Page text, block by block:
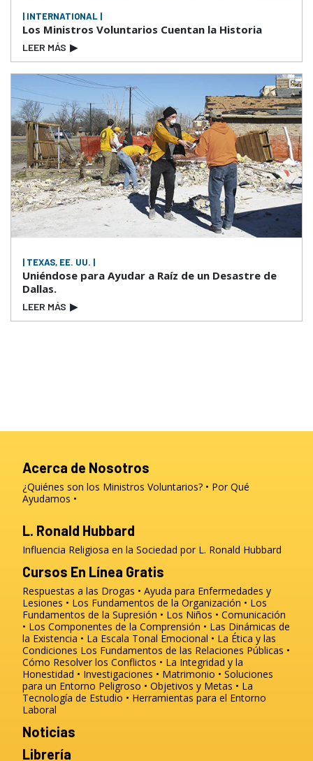
| INTERNATIONAL |
Los Ministros Voluntarios Cuentan la Historia
LEER MÁS ▶
| TEXAS, EE. UU. |
Uniéndose para Ayudar a Raíz de un Desastre de
Dallas.
LEER MÁS ▶
Acerca de Nosotros
¿Quiénes son los Ministros Voluntarios?
Por Qué
Ayudamos
L. Ronald Hubbard
Influencia Religiosa en la Sociedad por L. Ronald Hubbard
Cursos En Línea Gratis
Respuestas a las Drogas
Ayuda para Enfermedades y
Lesiones
Los Fundamentos de la Organización
Los
Fundamentos de la Supresión
Los Niños
Comunicación
Los Componentes de la Comprensión
Las Dinámicas de
la Existencia
La Escala Tonal Emocional
La Ética y las
Condiciones Los Fundamentos de las Relaciones Públicas
Cómo Resolver los Conflictos
La Integridad y la
Honestidad
Investigaciones Matrimonio
Soluciones
para un Entorno Peligroso
Objetivos y Metas
La
Tecnología de Estudio
Herramientas para el Entorno
Laboral
Noticias
Librería